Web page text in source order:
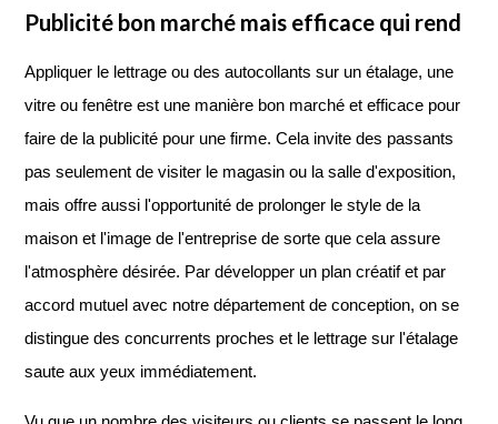
Publicité bon marché mais efficace qui rend
Appliquer le lettrage ou des autocollants sur un étalage, une
vitre ou fenêtre est une manière bon marché et efficace pour
faire de la publicité pour une firme. Cela invite des passants
pas seulement de visiter le magasin ou la salle d'exposition,
mais offre aussi l'opportunité de prolonger le style de la
maison et l'image de l'entreprise de sorte que cela assure
l'atmosphère désirée. Par développer un plan créatif et par
accord mutuel avec notre département de conception, on se
distingue des concurrents proches et le lettrage sur l'étalage
saute aux yeux immédiatement.